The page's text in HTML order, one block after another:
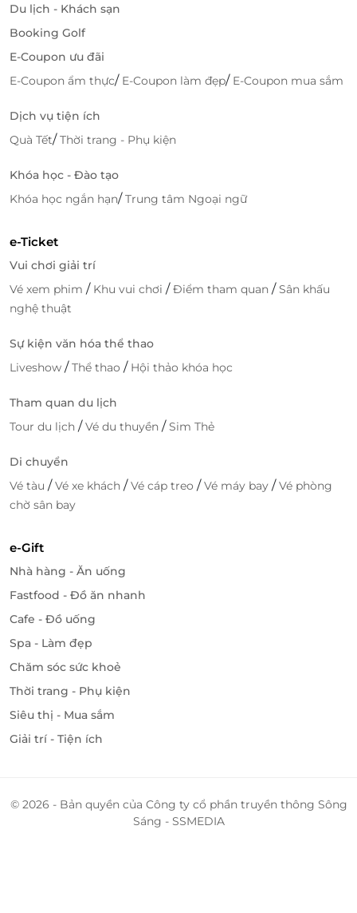
Du lịch - Khách sạn
Booking Golf
E-Coupon ưu đãi
E-Coupon ẩm thực/ E-Coupon làm đẹp/ E-Coupon mua sắm
Dịch vụ tiện ích
Quà Tết/Thời trang - Phụ kiện
Khóa học - Đào tạo
Khóa học ngắn hạn/Trung tâm Ngoại ngữ
e-Ticket
Vui chơi giải trí
Vé xem phim / Khu vui chơi /Điểm tham quan /Sân khấu
nghệ thuật
Sự kiện văn hóa thể thao
Liveshow /Thể thao / Hội thảo khóa học
Tham quan du lịch
Tour du lịch /Vé du thuyền /Sim Thẻ
Di chuyển
Vé tàu /Vé xe khách /Vé cáp treo /Vé máy bay /Vé phòng
chờ sân bay
e-Gift
Nhà hàng - Ăn uống
Fastfood - Đồ ăn nhanh
Cafe - Đồ uống
Spa - Làm đẹp
Chăm sóc sức khoẻ
Thời trang - Phụ kiện
Siêu thị - Mua sắm
Giải trí - Tiện ích
© 2026 - Bản quyền của Công ty cổ phần truyền thông Sông
Sáng - SSMEDIA